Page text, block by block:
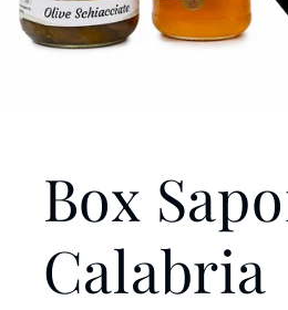
Box
Calabria